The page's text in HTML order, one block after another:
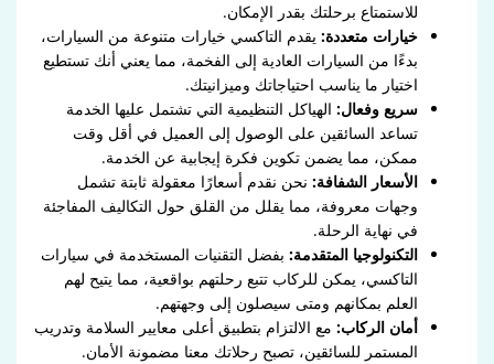
للاستمتاع برحلتك بقدر الإمكان.
خيارات متعددة: يقدم التاكسي خيارات متنوعة من السيارات،
بدءًا من السيارات العادية إلى الفخمة، مما يعني أنك تستطيع
اختيار ما يناسب احتياجاتك وميزانيتك.
سريع وفعال: الهياكل التنظيمية التي تشتمل عليها الخدمة
تساعد السائقين على الوصول إلى العميل في أقل وقت
ممكن، مما يضمن تكوين فكرة إيجابية عن الخدمة.
الأسعار الشفافة: نحن نقدم أسعارًا معقولة ثابتة تشمل
وجهات معروفة، مما يقلل من القلق حول التكاليف المفاجئة
في نهاية الرحلة.
التكنولوجيا المتقدمة: بفضل التقنيات المستخدمة في سيارات
التاكسي، يمكن للركاب تتبع رحلتهم بواقعية، مما يتيح لهم
العلم بمكانهم ومتى سيصلون إلى وجهتهم.
أمان الركاب: مع الالتزام بتطبيق أعلى معايير السلامة وتدريب
المستمر للسائقين، تصبح رحلاتك معنا مضمونة الأمان.